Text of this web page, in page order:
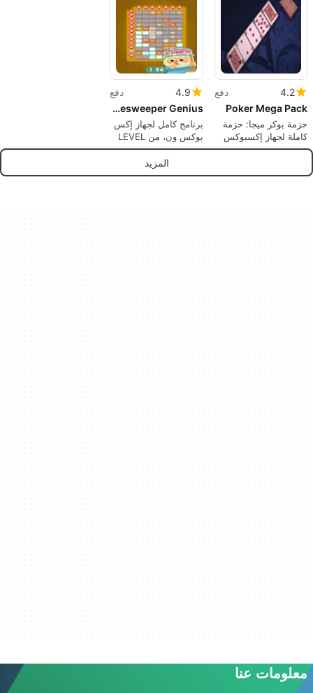
4.2
دفع
Poker Mega Pack
حزمة بوكر ميجا: حزمة
كاملة لجهاز إكسبوكس
ون
4.9
دفع
Minesweeper Genius
برنامج كامل لجهاز إكس
بوكس ون، من LEVEL
77.
المزيد
معلومات عنا